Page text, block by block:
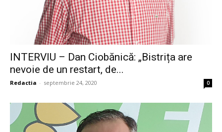
INTERVIU – Dan Ciobănică: „Bistrița are
nevoie de un restart, de...
Redactia - septembrie 24, 2020 0